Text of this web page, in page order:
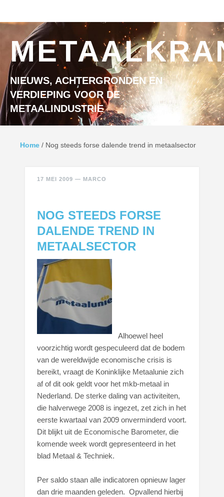
NIEUWS, ACHTERGRONDEN EN
VERDIEPING VOOR DE
METAALINDUSTRIE
Home / Nog steeds forse dalende trend in metaalsector
17 MEI 2009 — MARCO
NOG STEEDS FORSE
DALENDE TREND IN
METAALSECTOR
Alhoewel heel
voorzichtig wordt gespeculeerd dat de bodem
van de wereldwijde economische crisis is
bereikt, vraagt de Koninklijke Metaalunie zich
af of dit ook geldt voor het mkb-metaal in
Nederland. De sterke daling van activiteiten,
die halverwege 2008 is ingezet, zet zich in het
eerste kwartaal van 2009 onverminderd voort.
Dit blijkt uit de Economische Barometer, die
komende week wordt gepresenteerd in het
blad Metaal & Techniek.
Per saldo staan alle indicatoren opnieuw lager
dan drie maanden geleden. Opvallend hierbij